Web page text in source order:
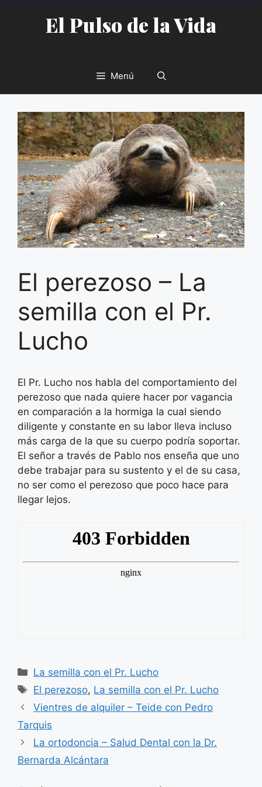
contenidoEl Pulso de la Vida
Menú
El perezoso – La
semilla con el Pr.
Lucho
El Pr. Lucho nos habla del comportamiento del
perezoso que nada quiere hacer por vagancia
en comparación a la hormiga la cual siendo
diligente y constante en su labor lleva incluso
más carga de la que su cuerpo podría soportar.
El señor a través de Pablo nos enseña que uno
debe trabajar para su sustento y el de su casa,
no ser como el perezoso que poco hace para
llegar lejos.
Categorías
La semilla con el Pr. Lucho
Etiquetas
El perezoso, La semilla con el Pr. Lucho
Vientres de alquiler – Teide con Pedro
Tarquis
La ortodoncia – Salud Dental con la Dr.
Bernarda Alcántara